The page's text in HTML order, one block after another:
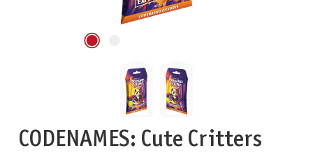
CODENAMES: Cute Critters